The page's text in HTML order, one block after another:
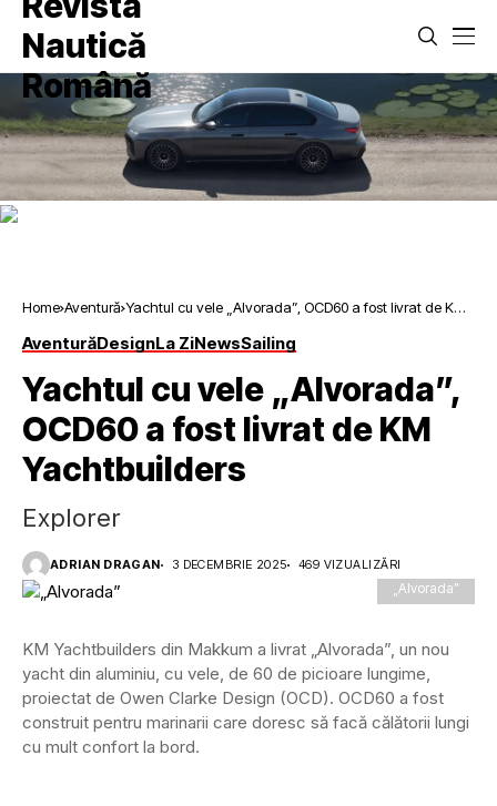
Home Aventură Yachtul cu vele „Alvorada”, OCD60 a fost livrat de KM
AventurăDesignLa ZiNewsSailing
Yachtul cu vele „Alvorada”,
OCD60 a fost livrat de KM
Yachtbuilders
Explorer
ADRIAN DRAGAN 3 DECEMBRIE 2025 469 VIZUALIZĂRI
„Alvorada”
KM Yachtbuilders din Makkum a livrat „Alvorada”, un nou
yacht din aluminiu, cu vele, de 60 de picioare lungime,
proiectat de Owen Clarke Design (OCD). OCD60 a fost
construit pentru marinarii care doresc să facă călătorii lungi
cu mult confort la bord.